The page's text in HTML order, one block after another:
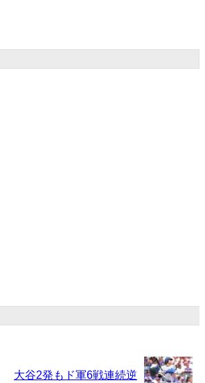
大谷2発もド軍6戦連続逆